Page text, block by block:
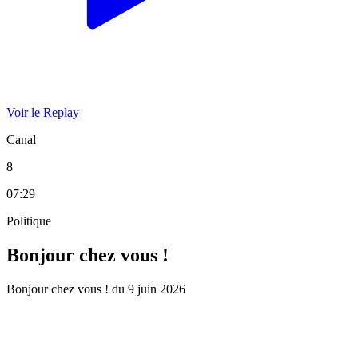
Voir le Replay
Canal
8
07:29
Politique
Bonjour chez vous !
Bonjour chez vous ! du 9 juin 2026